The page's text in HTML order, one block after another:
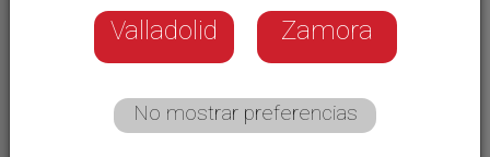
El antiguo Colegio del Salvador será demolido en
2026 para comenzar los trabajos de
construcción del nuevo Campus de la Justicia de
Valladolid. Será un edificio moderno y funcional
que permitirá reunir en un mismo espacio todos
Valladolid Zamora
No mostrar preferencias